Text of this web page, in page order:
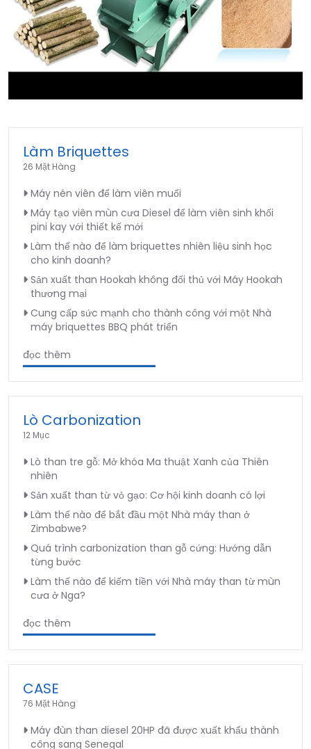
Làm Briquettes
26 Mặt Hàng
Máy nén viên để làm viên muối
Máy tạo viên mùn cưa Diesel để làm viên sinh khối
pini kay với thiết kế mới
Làm thế nào để làm briquettes nhiên liệu sinh học
cho kinh doanh?
Sản xuất than Hookah không đối thủ với Máy Hookah
thương mại
Cung cấp sức mạnh cho thành công với một Nhà
máy briquettes BBQ phát triển
đọc thêm
Lò Carbonization
12 Mục
Lò than tre gỗ: Mở khóa Ma thuật Xanh của Thiên
nhiên
Sản xuất than từ vỏ gạo: Cơ hội kinh doanh có lợi
Làm thế nào để bắt đầu một Nhà máy than ở
Zimbabwe?
Quá trình carbonization than gỗ cứng: Hướng dẫn
từng bước
Làm thế nào để kiếm tiền với Nhà máy than từ mùn
cưa ở Nga?
đọc thêm
CASE
76 Mặt Hàng
Máy đùn than diesel 20HP đã được xuất khẩu thành
công sang Senegal